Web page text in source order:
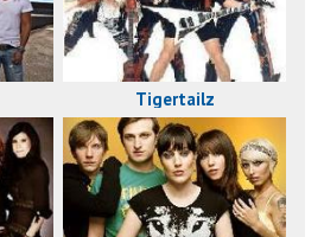
Tigertailz